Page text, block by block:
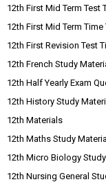
12th First Mid Term Test
12th First Mid Term Time
12th First Revision Test
12th French Study
12th Half Yearly Exam
12th History Study
12th Materials
12th Maths Study
12th Micro Biology
12th Nursing General